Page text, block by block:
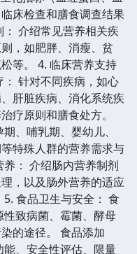
床检查和膳食调查结果
介绍常见营养相关疾
，如肥胖、消瘦、贫
等。 4. 临床营养支持
针对不同疾病，如心
肝脏疾病、消化系统疾
疗原则和膳食处方。
、哺乳期、婴幼儿、
特殊人群的营养需求与
： 介绍肠内营养制剂
，以及肠外营养的适应
食品卫生与安全： 食
致病菌、霉菌、酵母
的途径。 食品添加
、安全性评估、限量